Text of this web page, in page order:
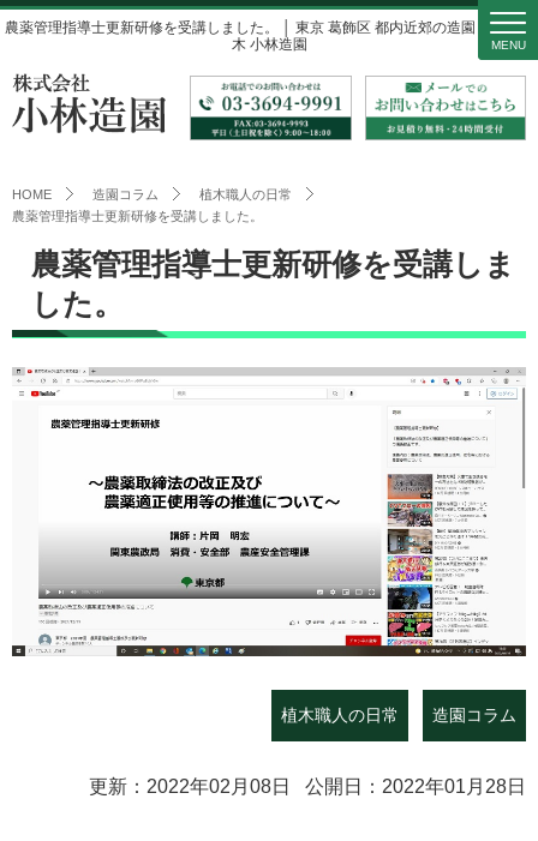
農薬管理指導士更新研修を受講しました。 │ 東京 葛飾区 都内近郊の造園・庭・植
木 小林造園
MENU
HOME 造園コラム
植木職人の日常
農薬管理指導士更新研修を受講しました。
農薬管理指導士更新研修を受講しま
した。
植木職人の日常 造園コラム
更新：2022年02月08日 公開日：2022年01月28日